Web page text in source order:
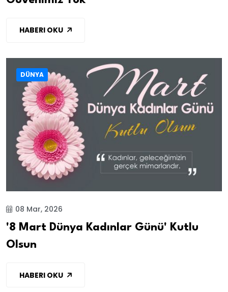
HABERI OKU
DÜNYA
08 Mar, 2026
'8 Mart Dünya Kadınlar Günü' Kutlu
Olsun
HABERI OKU